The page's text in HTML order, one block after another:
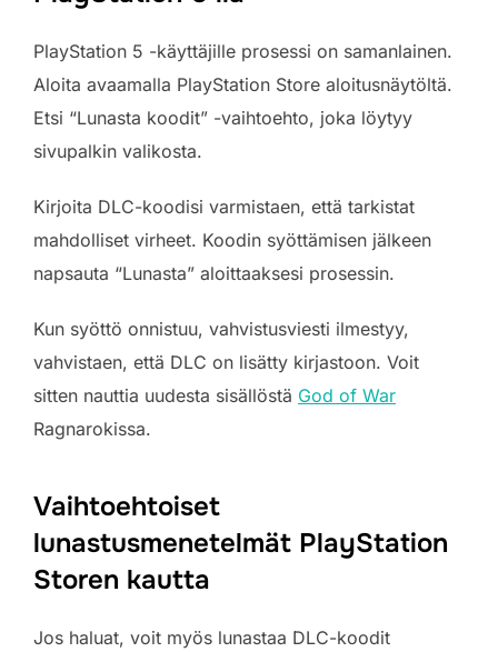
PlayStation 5 -käyttäjille prosessi on samanlainen.
Aloita avaamalla PlayStation Store aloitusnäytöltä.
Etsi “Lunasta koodit” -vaihtoehto, joka löytyy
sivupalkin valikosta.
Kirjoita DLC-koodisi varmistaen, että tarkistat
mahdolliset virheet. Koodin syöttämisen jälkeen
napsauta “Lunasta” aloittaaksesi prosessin.
Kun syöttö onnistuu, vahvistusviesti ilmestyy,
vahvistaen, että DLC on lisätty kirjastoon. Voit
sitten nauttia uudesta sisällöstä God of War
Ragnarokissa.
Vaihtoehtoiset
lunastusmenetelmät PlayStation
Storen kautta
Jos haluat, voit myös lunastaa DLC-koodit